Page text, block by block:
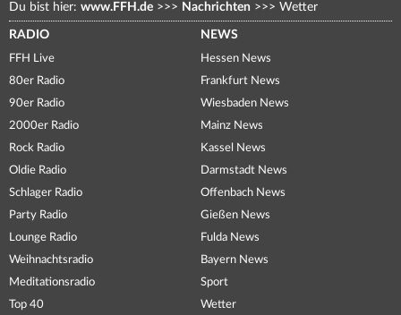
Du bist hier: www.FFH.de >>> Nachrichten >>> Wetter
RADIO
FFH Live
80er Radio
90er Radio
2000er Radio
Rock Radio
Oldie Radio
Schlager Radio
Party Radio
Lounge Radio
Weihnachtsradio
Meditationsradio
Top 40
NEWS
Hessen News
Frankfurt News
Wiesbaden News
Mainz News
Kassel News
Darmstadt News
Offenbach News
Gießen News
Fulda News
Bayern News
Sport
Wetter